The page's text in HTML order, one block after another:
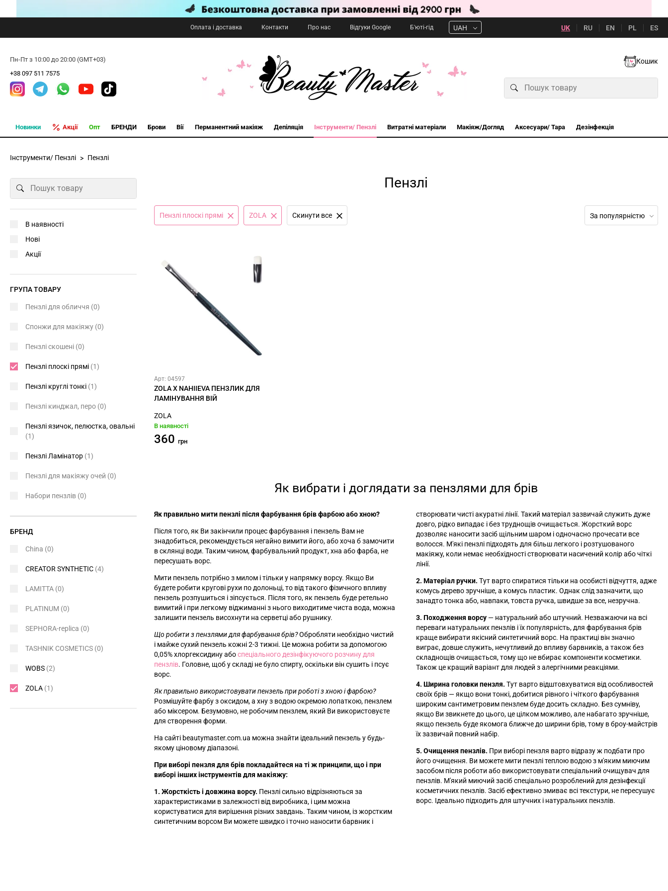
Оплата і доставка Контакти Про нас Відгуки Google Б'юті-гід UAH UK RU EN PL ES
Пн-Пт з 10:00 до 20:00 (GMT+03)
+38 097 511 7575
Кошик
Новинки Акції Опт БРЕНДИ Брови Вії Перманентний макіяж Депіляція Інструменти/ Пензлі Витратні матеріали Макіяж/Догляд Аксесуари/ Тара Дезінфекція
Інструменти/ Пензлі Пензлі
Пензлі
За популярністю
Пензлі плоскі прямі ZOLA Cкинути все
Арт: 04597
ZOLA X NAHIIEVA ПЕНЗЛИК ДЛЯ
ЛАМІНУВАННЯ ВІЙ
ZOLA
В наявності
360 грн
Як вибрати і доглядати за пензлями для брів
Як правильно мити пензлі після фарбування брів фарбою або хною?
Після того, як Ви закінчили процес фарбування і пензель Вам не
знадобиться, рекомендується негайно вимити його, або хоча б замочити
в склянці води. Таким чином, фарбувальний продукт, хна або фарба, не
пересушать ворс.
Мити пензель потрібно з милом і тільки у напрямку ворсу. Якщо Ви
будете робити кругові рухи по долоньці, то від такого фізичного впливу
пензель розпушиться і зіпсується. Після того, як пензель буде ретельно
вимитий і при легкому віджиманні з нього виходитиме чиста вода, можна
залишити пензель висохнути на серветці або рушнику.
Що робити з пензлями для фарбування брів?Обробляти необхідно чистий
і майже сухий пензель кожні 2-3 тижні. Це можна робити за допомогою
0,05% хлоргексидину абоспеціального дезінфікуючого розчину для
пензлів. Головне, щоб у складі не було спирту, оскільки він сушить і псує
ворс.
Як правильно використовувати пензель при роботі з хною і фарбою?
Розмішуйте фарбу з оксидом, а хну з водою окремою лопаткою, пензлем
або міксером. Безумовно, не робочим пензлем, який Ви використовуєте
для створення форми.
На сайті beautymaster.com.ua можна знайти ідеальний пензель у будь-
якому ціновому діапазоні.
При виборі пензля для брів покладайтеся на ті ж принципи, що і при
виборі інших інструментів для макіяжу:
1. Жорсткість і довжина ворсу. Пензлі сильно відрізняються за
характеристиками в залежності від виробника, і цим можна
користуватися для вирішення різних завдань. Таким чином, із жорстким
синтетичним ворсом Ви можете швидко і точно наносити барвник і
створювати чисті акуратні лінії. Такий матеріал зазвичай служить дуже
довго, рідко випадає і без труднощів очищається. Жорсткий ворс
дозволяє наносити засіб щільним шаром і одночасно прочесати все
волосся. М'які пензлі підходять для більш легкого і розтушованого
макіяжу, коли немає необхідності створювати насичений колір або чіткі
лінії.
2. Матеріал ручки. Тут варто спиратися тільки на особисті відчуття, адже
комусь дерево зручніше, а комусь пластик. Однак слід зазначити, що
занадто тонка або, навпаки, товста ручка, швидше за все, незручна.
3. Походження ворсу — натуральний або штучний. Незважаючи на всі
переваги натуральних пензлів і їх популярність, для фарбування брів
краще вибирати якісний синтетичний ворс. На практиці він значно
виграє, довше служить, нечутливий до впливу барвників, а також без
складнощів очищається, тому що не вбирає компоненти косметики.
Також це кращий варіант для людей з алергічними реакціями.
4. Ширина головки пензля. Тут варто відштовхуватися від особливостей
своїх брів —якщо вони тонкі, добитися рівного і чіткого фарбування
широким сантиметровим пензлем буде досить складно. Без сумніву,
якщо Ви звикнете до цього, це цілком можливо, але набагато зручніше,
якщо пензель буде якомога ближче до ширини брів, тому в броу-майстрів
їх зазвичай повний набір.
5. Очищення пензлів. При виборі пензля варто відразу ж подбати про
його очищення. Ви можете мити пензлі теплою водою з м'яким миючим
засобом після роботи або використовувати спеціальний очищувач для
пензлів. М'який миючий засіб спеціально розроблений для дезінфекції
косметичних пензлів. Засіб ефективно змиває всі текстури, не пересушує
ворс. Ідеально підходить для штучних і натуральних пензлів.
В наявності
Нові
Акції
ГРУПА ТОВАРУ
Пензлі для обличчя (0)
Спонжи для макіяжу (0)
Пензлі скошені (0)
Пензлі плоскі прямі (1)
Пензлі круглі тонкі (1)
Пензлі кинджал, перо (0)
Пензлі язичок, пелюстка, овальні
(1)
Пензлі Ламінатор (1)
Пензлі для макіяжу очей (0)
Набори пензлів (0)
БРЕНД
China (0)
CREATOR SYNTHETIC (4)
LAMITTA (0)
PLATINUM (0)
SEPHORA-replica (0)
TASHNIK COSMETICS (0)
WOBS (2)
ZOLA (1)